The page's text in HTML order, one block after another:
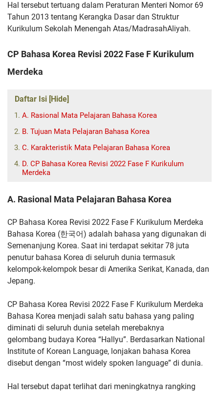
Hal tersebut tertuang dalam Peraturan Menteri Nomor 69
Tahun 2013 tentang Kerangka Dasar dan Struktur
Kurikulum Sekolah Menengah Atas/MadrasahAliyah.
CP Bahasa Korea Revisi 2022 Fase F Kurikulum
Merdeka
Daftar Isi [Hide]
A. Rasional Mata Pelajaran Bahasa Korea
B. Tujuan Mata Pelajaran Bahasa Korea
C. Karakteristik Mata Pelajaran Bahasa Korea
D. CP Bahasa Korea Revisi 2022 Fase F Kurikulum
Merdeka
A. Rasional Mata Pelajaran Bahasa Korea
CP Bahasa Korea Revisi 2022 Fase F Kurikulum Merdeka
Bahasa Korea (한국어) adalah bahasa yang digunakan di
Semenanjung Korea. Saat ini terdapat sekitar 78 juta
penutur bahasa Korea di seluruh dunia termasuk
kelompok-kelompok besar di Amerika Serikat, Kanada, dan
Jepang.
CP Bahasa Korea Revisi 2022 Fase F Kurikulum Merdeka
Bahasa Korea menjadi salah satu bahasa yang paling
diminati di seluruh dunia setelah merebaknya
gelombang budaya Korea “Hallyu”. Berdasarkan National
Institute of Korean Language, lonjakan bahasa Korea
disebut dengan “most widely spoken language” di dunia.
Hal tersebut dapat terlihat dari meningkatnya rangking